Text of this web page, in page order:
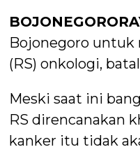
Bojonegoro
(RS) onkologi,
Meski saat ini
RS direncanakan
kanker itu tidak